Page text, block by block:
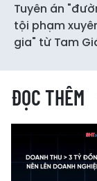
Tuyên án
tội phạm
gia" từ Tam
ĐỌC THÊM